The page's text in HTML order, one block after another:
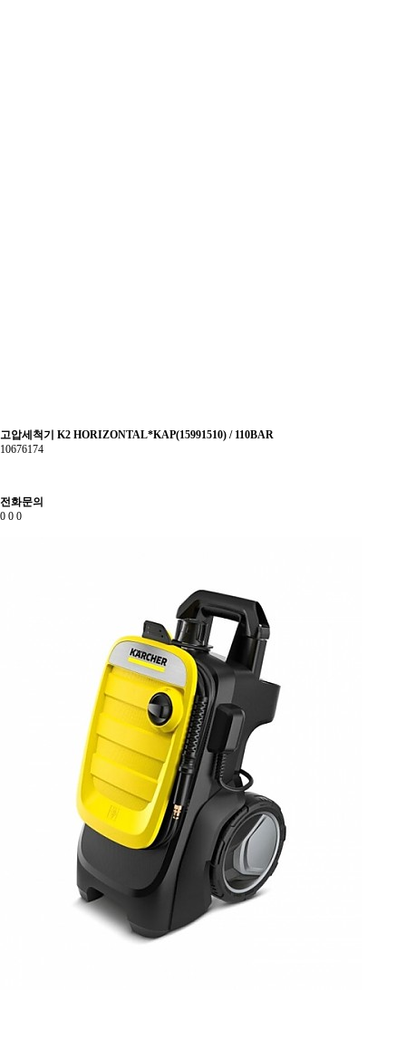
고압세척기 K2 HORIZONTAL*KAP(15991510) / 110BAR
10676174
전화문의
0 0 0